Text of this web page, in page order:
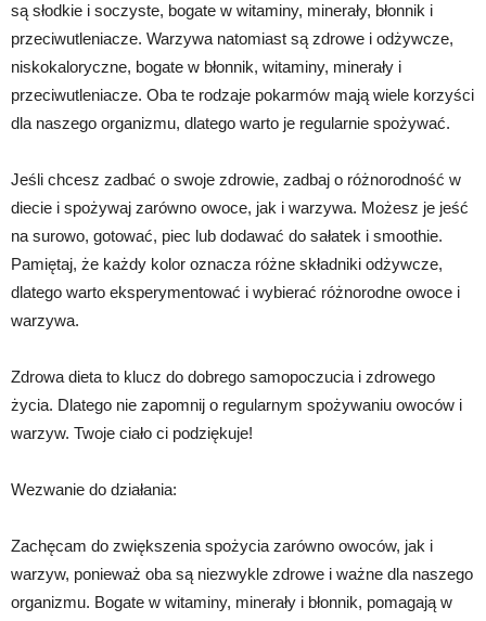
są słodkie i soczyste, bogate w witaminy, minerały, błonnik i
przeciwutleniacze. Warzywa natomiast są zdrowe i odżywcze,
niskokaloryczne, bogate w błonnik, witaminy, minerały i
przeciwutleniacze. Oba te rodzaje pokarmów mają wiele korzyści
dla naszego organizmu, dlatego warto je regularnie spożywać.
Jeśli chcesz zadbać o swoje zdrowie, zadbaj o różnorodność w
diecie i spożywaj zarówno owoce, jak i warzywa. Możesz je jeść
na surowo, gotować, piec lub dodawać do sałatek i smoothie.
Pamiętaj, że każdy kolor oznacza różne składniki odżywcze,
dlatego warto eksperymentować i wybierać różnorodne owoce i
warzywa.
Zdrowa dieta to klucz do dobrego samopoczucia i zdrowego
życia. Dlatego nie zapomnij o regularnym spożywaniu owoców i
warzyw. Twoje ciało ci podziękuje!
Wezwanie do działania:
Zachęcam do zwiększenia spożycia zarówno owoców, jak i
warzyw, ponieważ oba są niezwykle zdrowe i ważne dla naszego
organizmu. Bogate w witaminy, minerały i błonnik, pomagają w